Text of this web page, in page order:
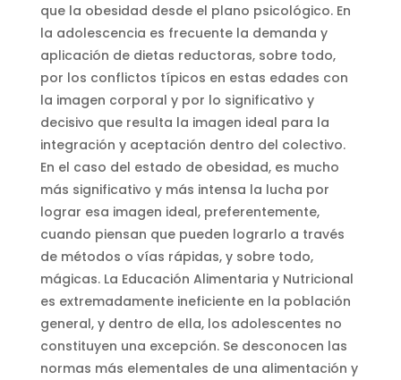
que la obesidad desde el plano psicológico. En
la adolescencia es frecuente la demanda y
aplicación de dietas reductoras, sobre todo,
por los conflictos típicos en estas edades con
la imagen corporal y por lo significativo y
decisivo que resulta la imagen ideal para la
integración y aceptación dentro del colectivo.
En el caso del estado de obesidad, es mucho
más significativo y más intensa la lucha por
lograr esa imagen ideal, preferentemente,
cuando piensan que pueden lograrlo a través
de métodos o vías rápidas, y sobre todo,
mágicas. La Educación Alimentaria y Nutricional
es extremadamente ineficiente en la población
general, y dentro de ella, los adolescentes no
constituyen una excepción. Se desconocen las
normas más elementales de una alimentación y